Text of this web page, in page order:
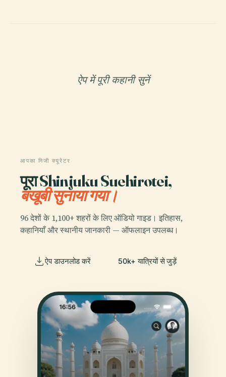
ऐप में पूरी कहानी सुनें
आपका निजी क्यूरेटर
पूरा Shinjuku Suehirotei,
बखूबी सुनाया गया।
96 देशों के 1,100+ शहरों के लिए ऑडियो गाइड। इतिहास,
कहानियाँ और स्थानीय जानकारी — ऑफलाइन उपलब्ध।
ऐप डाउनलोड करें 50k+ यात्रियों से जुड़ें